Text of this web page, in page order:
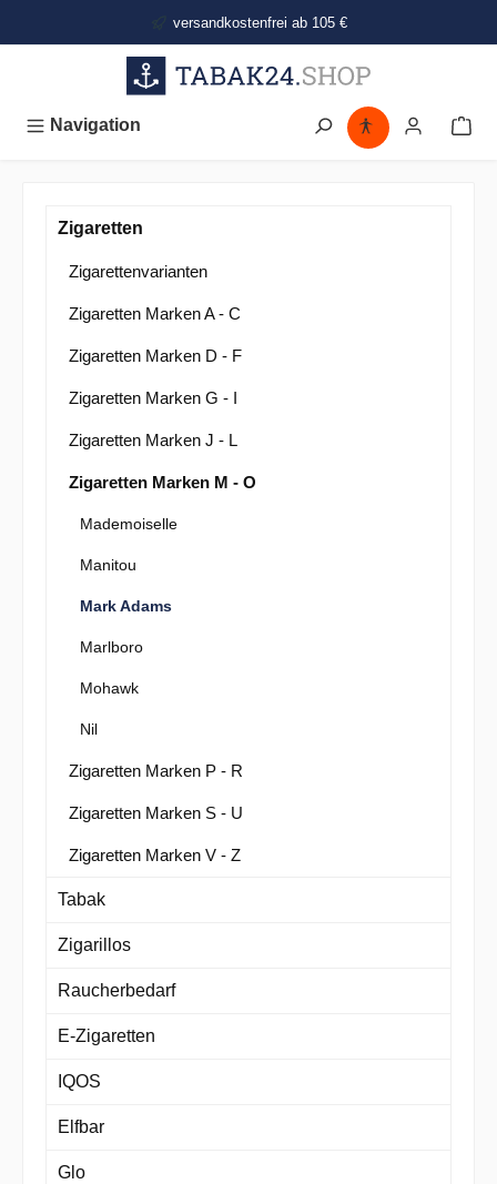
versandkostenfrei ab 105 €
Navigation
Zigaretten
Zigarettenvarianten
Zigaretten Marken A - C
Zigaretten Marken D - F
Zigaretten Marken G - I
Zigaretten Marken J - L
Zigaretten Marken M - O
Mademoiselle
Manitou
Mark Adams
Marlboro
Mohawk
Nil
Zigaretten Marken P - R
Zigaretten Marken S - U
Zigaretten Marken V - Z
Tabak
Zigarillos
Raucherbedarf
E-Zigaretten
IQOS
Elfbar
Glo